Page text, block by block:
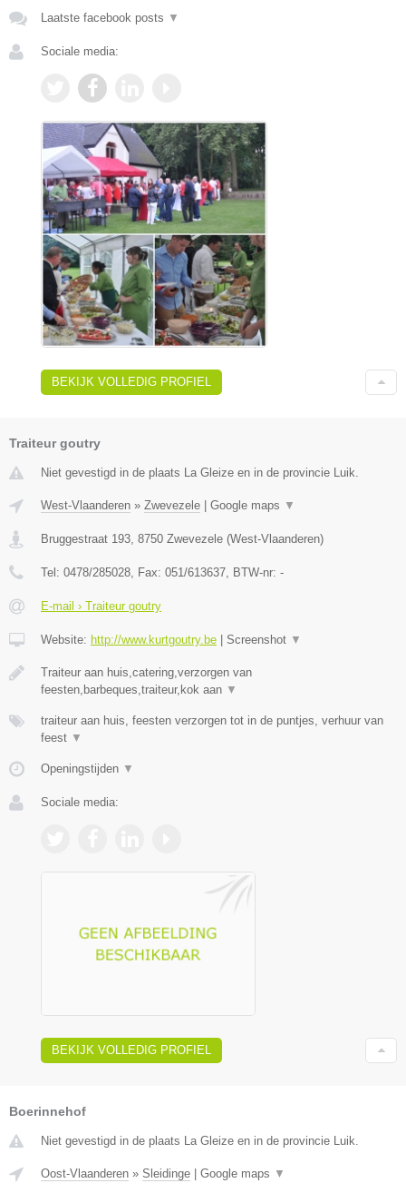
Laatste facebook posts ▼
Sociale media:
BEKIJK VOLLEDIG PROFIEL
Traiteur goutry
Niet gevestigd in de plaats La Gleize en in de provincie Luik.
West-Vlaanderen » Zwevezele Google maps ▼
Bruggestraat 193 8750 Zwevezele (West-Vlaanderen)
Tel: 0478/285028 , Fax: 051/613637 , BTW-nr: -
E-mail › Traiteur goutry
Website: http://www.kurtgoutry.be Screenshot ▼
Traiteur aan huis,catering,verzorgen van
feesten,barbeques,traiteur,kok aan ▼
traiteur aan huis, feesten verzorgen tot in de puntjes, verhuur van
feest ▼
Openingstijden ▼
Sociale media:
BEKIJK VOLLEDIG PROFIEL
Boerinnehof
Niet gevestigd in de plaats La Gleize en in de provincie Luik.
Oost-Vlaanderen » Sleidinge | Google maps ▼